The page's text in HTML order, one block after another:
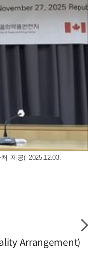
제공) 2025.12.03.
Arrangement)